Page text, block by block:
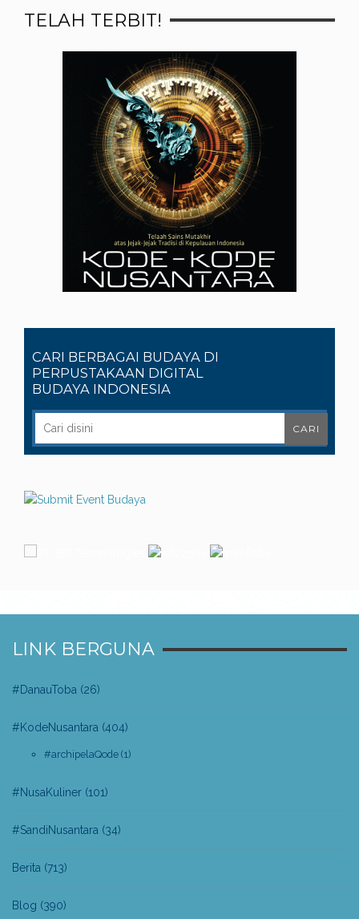
TELAH TERBIT!
CARI BERBAGAI BUDAYA DI
PERPUSTAKAAN DIGITAL
BUDAYA INDONESIA
LINK BERGUNA
#DanauToba (26)
#KodeNusantara (404)
#archipelaQode (1)
#NusaKuliner (101)
#SandiNusantara (34)
Berita (713)
Blog (390)